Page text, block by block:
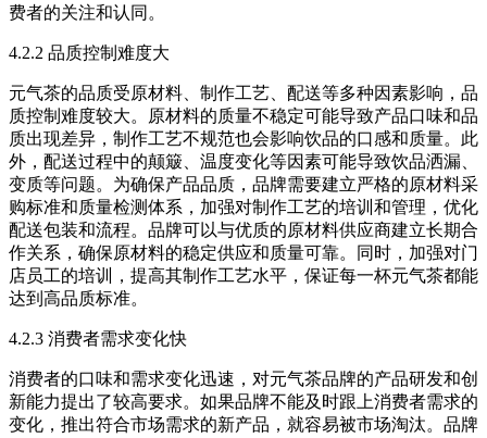
费者的关注和认同。​
4.2.2 品质控制难度大​
元气茶的品质受原材料、制作工艺、配送等多种因素影响，品
质控制难度较大。原材料的质量不稳定可能导致产品口味和品
质出现差异，制作工艺不规范也会影响饮品的口感和质量。此
外，配送过程中的颠簸、温度变化等因素可能导致饮品洒漏、
变质等问题。为确保产品品质，品牌需要建立严格的原材料采
购标准和质量检测体系，加强对制作工艺的培训和管理，优化
配送包装和流程。品牌可以与优质的原材料供应商建立长期合
作关系，确保原材料的稳定供应和质量可靠。同时，加强对门
店员工的培训，提高其制作工艺水平，保证每一杯元气茶都能
达到高品质标准。​
4.2.3 消费者需求变化快​
消费者的口味和需求变化迅速，对元气茶品牌的产品研发和创
新能力提出了较高要求。如果品牌不能及时跟上消费者需求的
变化，推出符合市场需求的新产品，就容易被市场淘汰。品牌